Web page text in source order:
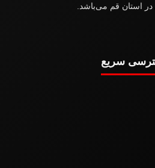
در استان قم می‌باشد.
سریع